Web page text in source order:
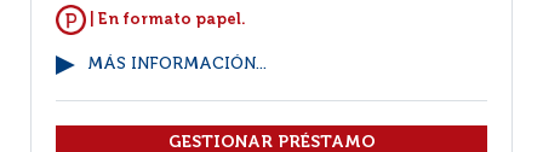
| En formato papel.
MÁS INFORMACIÓN...